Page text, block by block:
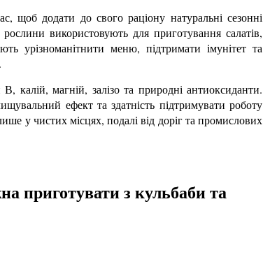
щоб додати до свого раціону натуральні сезонні
використовують для приготування салатів,
урізноманітнити меню, підтримати імунітет та
калій, магній, залізо та природні антиоксиданти.
ефект та здатність підтримувати роботу
у чистих місцях, подалі від доріг та промислових
приготувати з кульбаби та